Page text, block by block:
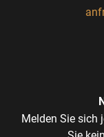
Melden Sie sich